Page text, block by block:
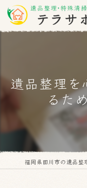
遺品整理
るた